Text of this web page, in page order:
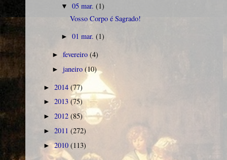
▼ 05 mar. (1)
Vosso Corpo é Sagrado!
► 01 mar. (1)
►fevereiro(4)
►janeiro(10)
► 2014 (77)
► 2013 (75)
► 2012 (85)
► 2011 (272)
►2010 (113)